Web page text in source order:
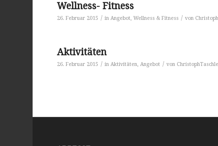
Wellness- Fitness
26. Februar 2015 / inAngebot,Wellness & Fitness / von
Aktivitäten
26. Februar 2015 / inAktivitäten,Angebot / von